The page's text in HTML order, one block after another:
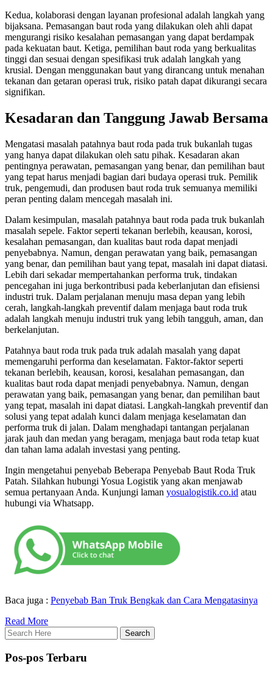
Kedua, kolaborasi dengan layanan profesional adalah langkah yang
bijaksana. Pemasangan baut roda yang dilakukan oleh ahli dapat
mengurangi risiko kesalahan pemasangan yang dapat berdampak
pada kekuatan baut. Ketiga, pemilihan baut roda yang berkualitas
tinggi dan sesuai dengan spesifikasi truk adalah langkah yang
krusial. Dengan menggunakan baut yang dirancang untuk menahan
tekanan dan getaran operasi truk, risiko patah dapat dikurangi secara
signifikan.
Kesadaran dan Tanggung Jawab Bersama
Mengatasi masalah patahnya baut roda pada truk bukanlah tugas
yang hanya dapat dilakukan oleh satu pihak. Kesadaran akan
pentingnya perawatan, pemasangan yang benar, dan pemilihan baut
yang tepat harus menjadi bagian dari budaya operasi truk. Pemilik
truk, pengemudi, dan produsen baut roda truk semuanya memiliki
peran penting dalam mencegah masalah ini.
Dalam kesimpulan, masalah patahnya baut roda pada truk bukanlah
masalah sepele. Faktor seperti tekanan berlebih, keausan, korosi,
kesalahan pemasangan, dan kualitas baut roda dapat menjadi
penyebabnya. Namun, dengan perawatan yang baik, pemasangan
yang benar, dan pemilihan baut yang tepat, masalah ini dapat diatasi.
Lebih dari sekadar mempertahankan performa truk, tindakan
pencegahan ini juga berkontribusi pada keberlanjutan dan efisiensi
industri truk. Dalam perjalanan menuju masa depan yang lebih
cerah, langkah-langkah preventif dalam menjaga baut roda truk
adalah langkah menuju industri truk yang lebih tangguh, aman, dan
berkelanjutan.
Patahnya baut roda truk pada truk adalah masalah yang dapat
memengaruhi performa dan keselamatan. Faktor-faktor seperti
tekanan berlebih, keausan, korosi, kesalahan pemasangan, dan
kualitas baut roda dapat menjadi penyebabnya. Namun, dengan
perawatan yang baik, pemasangan yang benar, dan pemilihan baut
yang tepat, masalah ini dapat diatasi. Langkah-langkah preventif dan
solusi yang tepat adalah kunci dalam menjaga keselamatan dan
performa truk di jalan. Dalam menghadapi tantangan perjalanan
jarak jauh dan medan yang beragam, menjaga baut roda tetap kuat
dan tahan lama adalah investasi yang penting.
Ingin mengetahui penyebab Beberapa Penyebab Baut Roda Truk
Patah. Silahkan hubungi Yosua Logistik yang akan menjawab
semua pertanyaan Anda. Kunjungi laman yosualogistik.co.id atau
hubungi via Whatsapp.
Baca juga : Penyebab Ban Truk Bengkak dan Cara Mengatasinya
Read More
Pos-pos Terbaru